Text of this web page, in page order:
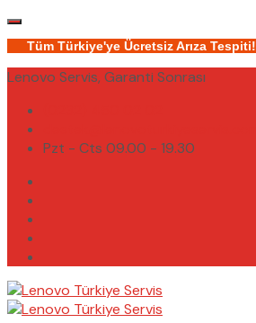
Tüm Türkiye'ye Ücretsiz Arıza Tespiti!
Lenovo Servis, Garanti Sonrası
Pzt - Cts 09.00 - 19.30